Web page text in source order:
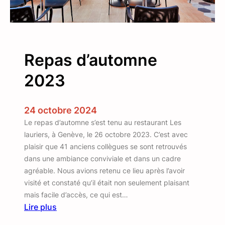
t
e
s
2
0
Repas d’automne
2023
24 octobre 2024
Le repas d’automne s’est tenu au restaurant Les
lauriers, à Genève, le 26 octobre 2023. C’est avec
plaisir que 41 anciens collègues se sont retrouvés
dans une ambiance conviviale et dans un cadre
agréable. Nous avions retenu ce lieu après l’avoir
visité et constaté qu’il était non seulement plaisant
mais facile d’accès, ce qui est…
Lire plus